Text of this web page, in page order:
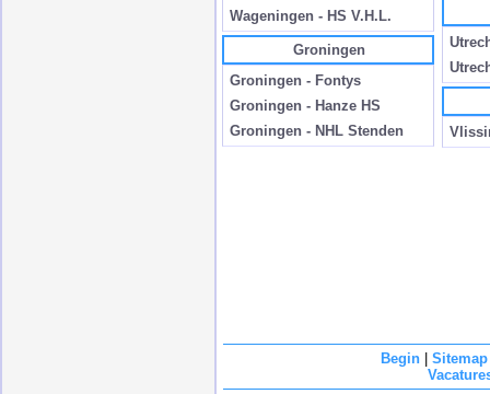
Wageningen - HS V.H.L.
Groningen
Groningen - Fontys
Groningen - Hanze HS
Groningen - NHL Stenden
Begin| Sitemap